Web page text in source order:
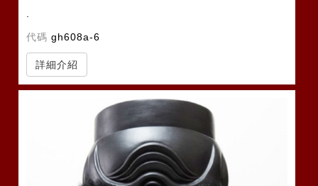
代碼 gh608a-6
詳細介紹